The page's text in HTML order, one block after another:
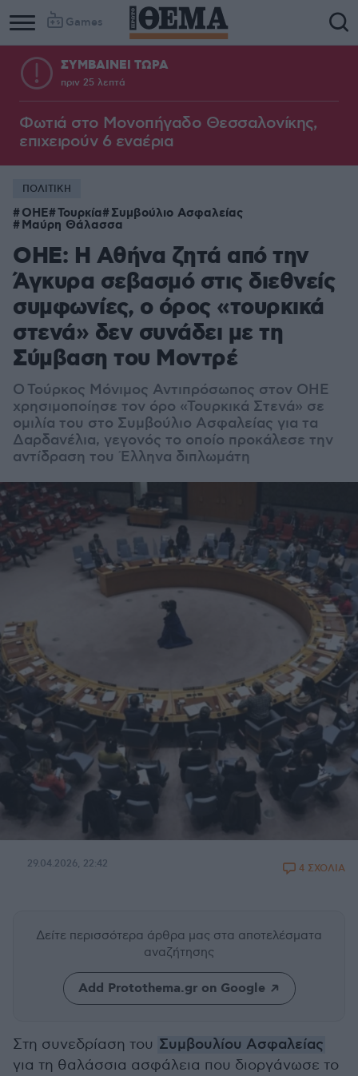
Games
ΣΥΜΒΑΙΝΕΙ ΤΩΡΑ
πριν 25 λεπτά
Φωτιά στο Μονοπήγαδο Θεσσαλονίκης,
επιχειρούν 6 εναέρια
ΠΟΛΙΤΙΚΗ
OHE Τουρκία Συμβούλιο Ασφαλείας
Μαύρη Θάλασσα
ΟΗΕ: Η Αθήνα ζητά από την
Άγκυρα σεβασμό στις διεθνείς
συμφωνίες, ο όρος «τουρκικά
στενά» δεν συνάδει με τη
Σύμβαση του Μοντρέ
Ο Τούρκος Μόνιμος Αντιπρόσωπος στον ΟΗΕ
χρησιμοποίησε τον όρο «Τουρκικά Στενά» σε
ομιλία του στο Συμβούλιο Ασφαλείας για τα
Δαρδανέλια, γεγονός το οποίο προκάλεσε την
αντίδραση του Έλληνα διπλωμάτη
29.04.2026, 22:42 4 ΣΧΟΛΙΑ
Δείτε περισσότερα άρθρα μας στα αποτελέσματα
αναζήτησης
Add Protothema.gr on Google
Στη συνεδρίαση του Συμβουλίου Ασφαλείας
για τη θαλάσσια ασφάλεια που διοργάνωσε το